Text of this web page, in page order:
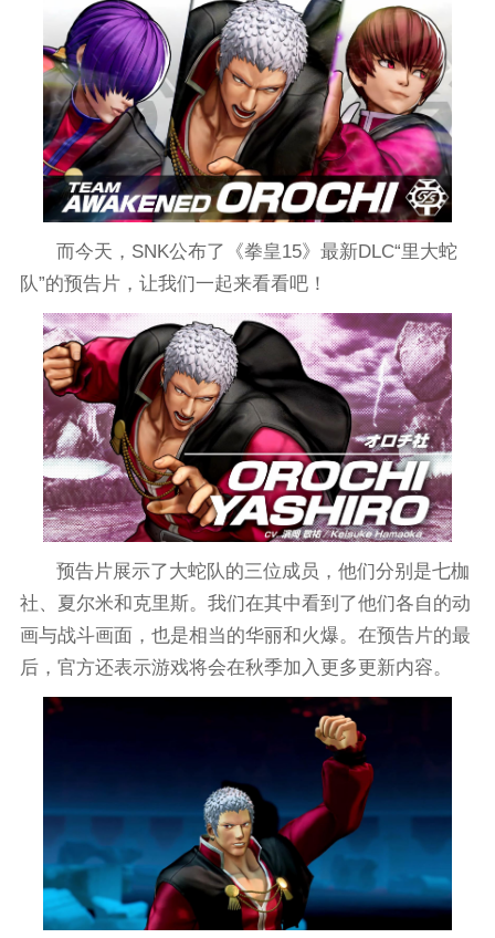
而今天，SNK公布了《拳皇15》最新DLC“里大蛇
队”的预告片，让我们一起来看看吧！
预告片展示了大蛇队的三位成员，他们分别是七枷
社、夏尔米和克里斯。我们在其中看到了他们各自的动
画与战斗画面，也是相当的华丽和火爆。在预告片的最
后，官方还表示游戏将会在秋季加入更多更新内容。